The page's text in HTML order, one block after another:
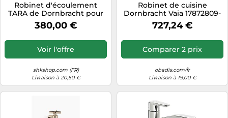
Robinet d'écoulement
TARA de Dornbracht pour
montage mural, eau froide,
30010892-19, Couleur:
380,00 €
Voir l'offre
shkshop.com (FR)
Livraison à 20,50 €
Robinet de cuisine
Dornbracht Vaia 17872809-
00, robinet d'eau froide,
chrome
727,24 €
Comparer 2 prix
obadis.com/fr
Livraison à 19,00 €